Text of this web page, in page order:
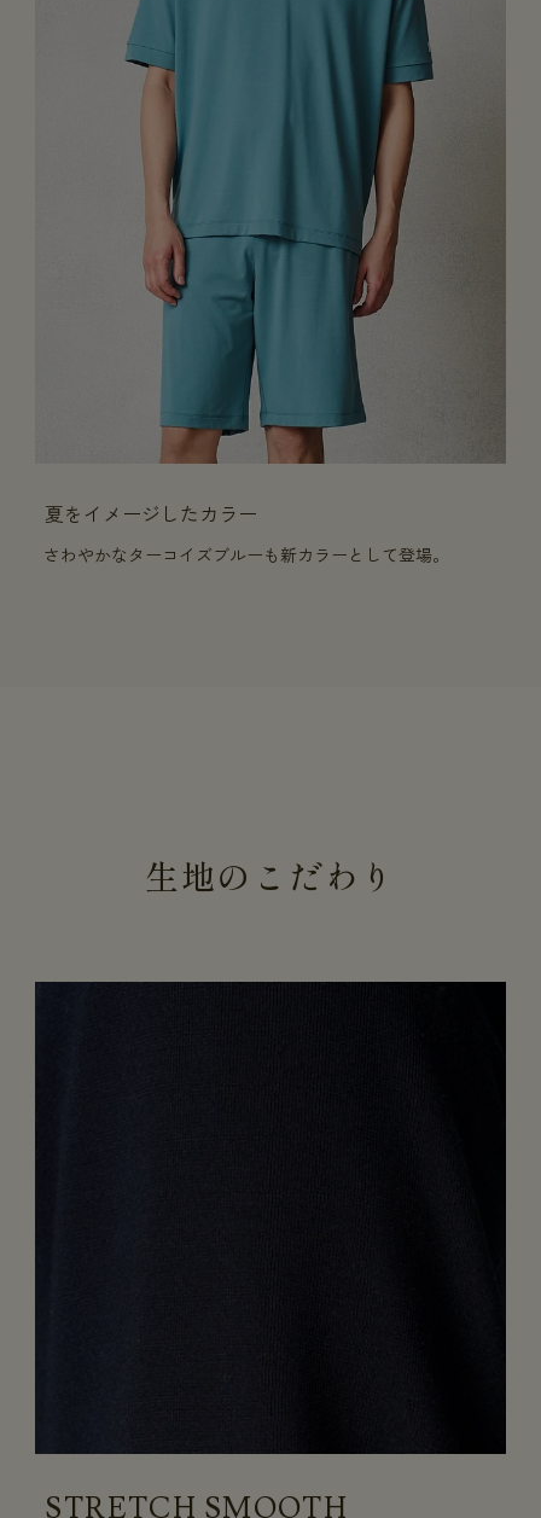
夏をイメージしたカラー
さわやかなターコイズブルーも新カラーとして登場。
生地のこだわり
STRETCH SMOOTH